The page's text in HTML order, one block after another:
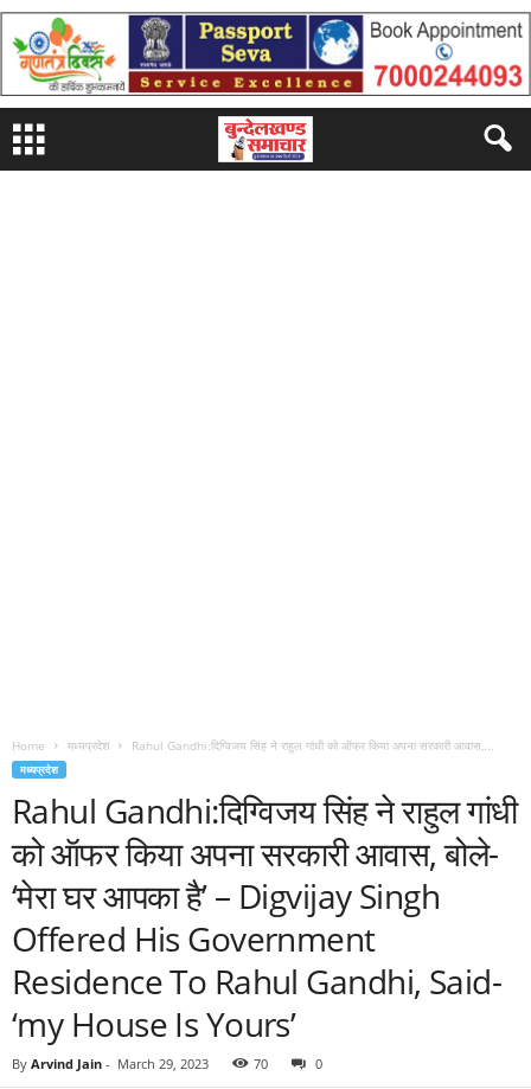
Home मध्यप्रदेश Rahul Gandhi:दिग्विजय सिंह ने राहुल गांधी को ऑफर किया अपना सरकारी आवास,...
मध्यप्रदेश
Rahul Gandhi:दिग्विजय सिंह ने राहुल गांधी
को ऑफर किया अपना सरकारी आवास, बोले-
‘मेरा घर आपका है’ – Digvijay Singh
Offered His Government
Residence To Rahul Gandhi, Said-
‘my House Is Yours’
By Arvind Jain - March 29, 2023 70 0